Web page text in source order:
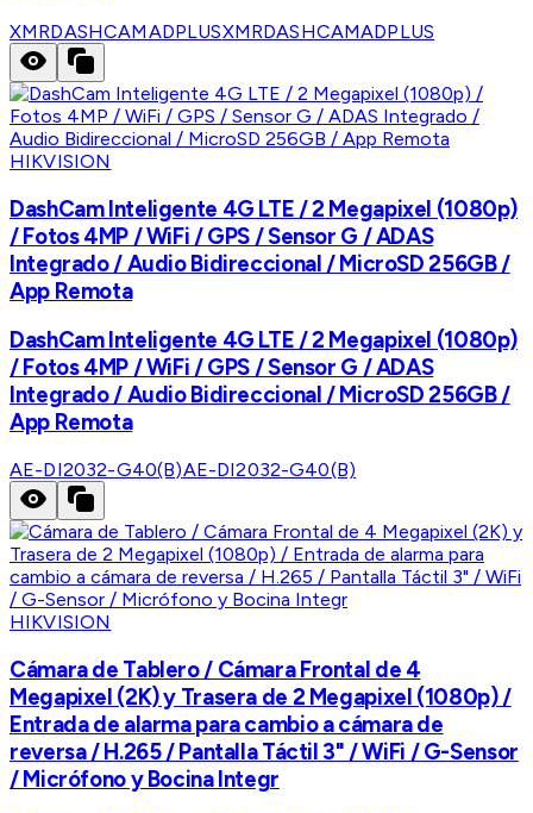
XMRDASHCAMADPLUSXMRDASHCAMADPLUS
HIKVISION
DashCam Inteligente 4G LTE / 2 Megapixel (1080p)
/ Fotos 4MP / WiFi / GPS / Sensor G / ADAS
Integrado / Audio Bidireccional / MicroSD 256GB /
App Remota
DashCam Inteligente 4G LTE / 2 Megapixel (1080p)
/ Fotos 4MP / WiFi / GPS / Sensor G / ADAS
Integrado / Audio Bidireccional / MicroSD 256GB /
App Remota
AE-DI2032-G40(B)AE-DI2032-G40(B)
HIKVISION
Cámara de Tablero / Cámara Frontal de 4
Megapixel (2K) y Trasera de 2 Megapixel (1080p) /
Entrada de alarma para cambio a cámara de
reversa / H.265 / Pantalla Táctil 3" / WiFi / G-Sensor
/ Micrófono y Bocina Integr